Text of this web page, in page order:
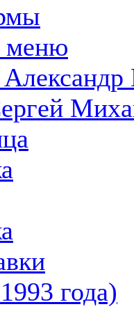
меню
года)